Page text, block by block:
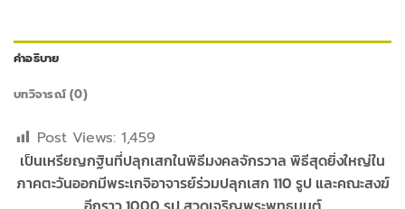
คำอธิบาย
บทวิจารณ์ (0)
Post Views: 1,459
เป็นเหรียญกฐินที่ปลุกเสกในพิธีมงคลจักรวาล พิธีสุดยิ่งใหญ่ใน
ภาคตะวันออกมีพระเกจิอาจารย์ร่วมปลุกเสก 110 รูป และคณะสงฆ์